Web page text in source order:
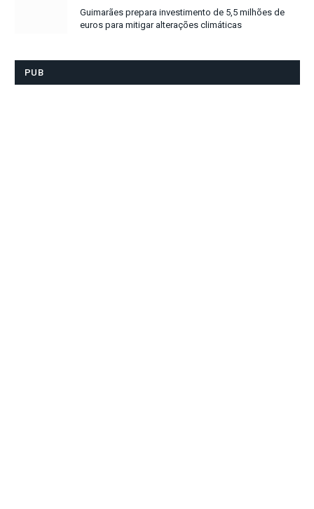
Guimarães prepara investimento de 5,5 milhões de
euros para mitigar alterações climáticas
PUB